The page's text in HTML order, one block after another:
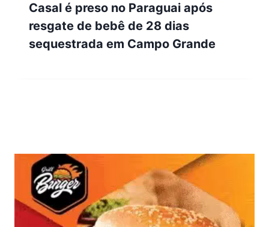
Casal é preso no Paraguai após
resgate de bebê de 28 dias
sequestrada em Campo Grande